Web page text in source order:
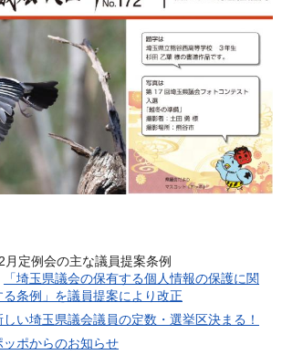
月定例会の主な議員提案条例
「埼玉県議会の保有する個人情報の保護に関
る条例」を議員提案により改正
しい埼玉県議会議員の定数・選挙区決まる！
ッポからのお知らせ